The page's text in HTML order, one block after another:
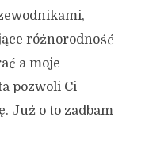
różnorodność
a moje
pozwoli Ci
Już o to zadbam